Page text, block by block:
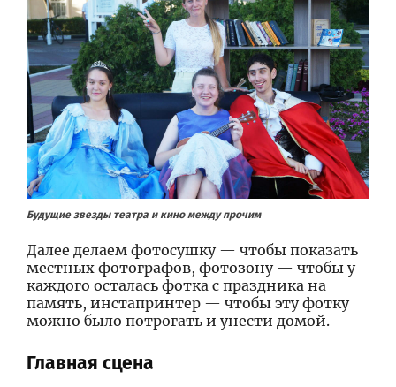
Будущие звезды театра и кино между прочим
Далее делаем фотосушку — чтобы показать
местных фотографов, фотозону — чтобы у
каждого осталась фотка с праздника на
память, инстапринтер — чтобы эту фотку
можно было потрогать и унести домой.
Главная сцена